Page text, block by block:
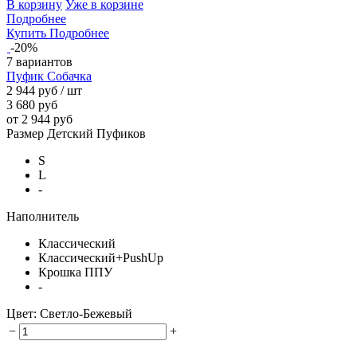
В корзину Уже в корзине
Подробнее
Купить Подробнее
-20%
7 вариантов
Пуфик Собачка
2 944 руб / шт
3 680 руб
от 2 944 руб
Размер Детский Пуфиков
S
L
-
Наполнитель
Классический
Классический+PushUp
Крошка ППУ
-
Цвет: Светло-Бежевый
−
+